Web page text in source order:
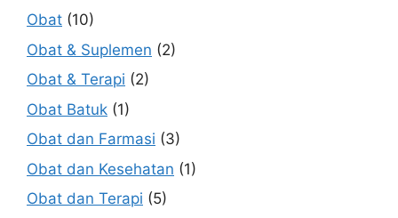
Obat (10)
Obat & Suplemen (2)
Obat & Terapi (2)
Obat Batuk (1)
Obat dan Farmasi (3)
Obat dan Kesehatan (1)
Obat dan Terapi (5)